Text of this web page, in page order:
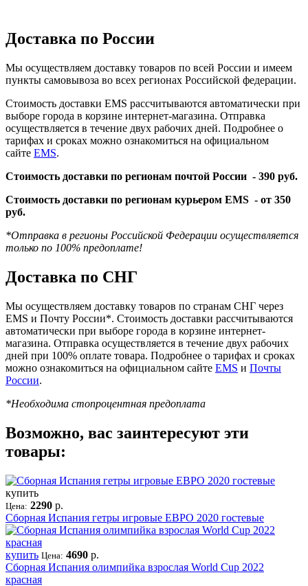
Доставка по России
Мы осуществляем доставку товаров по всей России и имеем
пункты самовывоза во всех регионах Российской федерации.
Стоимость доставки EMS рассчитываются автоматически при
выборе города в корзине интернет-магазина. Отправка
осуществляется в течение двух рабочих дней. Подробнее о
тарифах и сроках можно ознакомиться на официальном
сайте EMS.
Стоимость доставки по регионам почтой России - 390 руб.
Стоимость доставки по регионам курьером EMS - от 350
руб.
*Отправка в регионы Российской Федерации осуществляется
только по 100% предоплате!
Доставка по СНГ
Мы осуществляем доставку товаров по странам СНГ через
EMS и Почту России*. Стоимость доставки рассчитываются
автоматически при выборе города в корзине интернет-
магазина. Отправка осуществляется в течение двух рабочих
дней при 100% оплате товара. Подробнее о тарифах и сроках
можно ознакомиться на официальном сайте EMS и Почты
России.
*Необходима стопроцентная предоплата
Возможно, вас заинтересуют эти
товары:
купить
Цена: 2290 р.
Сборная Испания гетры игровые ЕВРО 2020 гостевые
купить Цена: 4690 р.
Сборная Испания олимпийка взрослая World Cup 2022
красная